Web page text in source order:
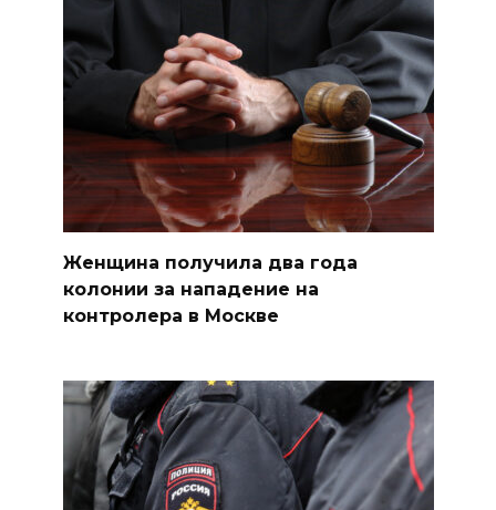
Женщина получила два года
колонии за нападение на
контролера в Москве